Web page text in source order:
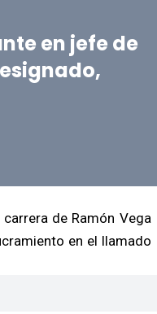
en jefe de
de Ramón Vega
en el llamado